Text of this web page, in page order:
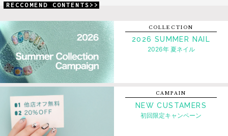
RECCOMEND CONTENTS>>
COLLECTION
2026 SUMMER NAIL
2026年 夏ネイル
CAMPAIN
NEW CUSTAMERS
初回限定キャンペーン